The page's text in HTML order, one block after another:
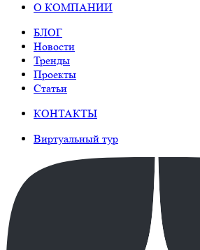
О КОМПАНИИ
БЛОГ
Новости
Тренды
Проекты
Статьи
КОНТАКТЫ
Виртуальный тур